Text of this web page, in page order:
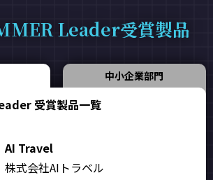
Leader受賞製品
中小企業部門
受賞製品一覧
AI Travel
株式会社AIトラベル